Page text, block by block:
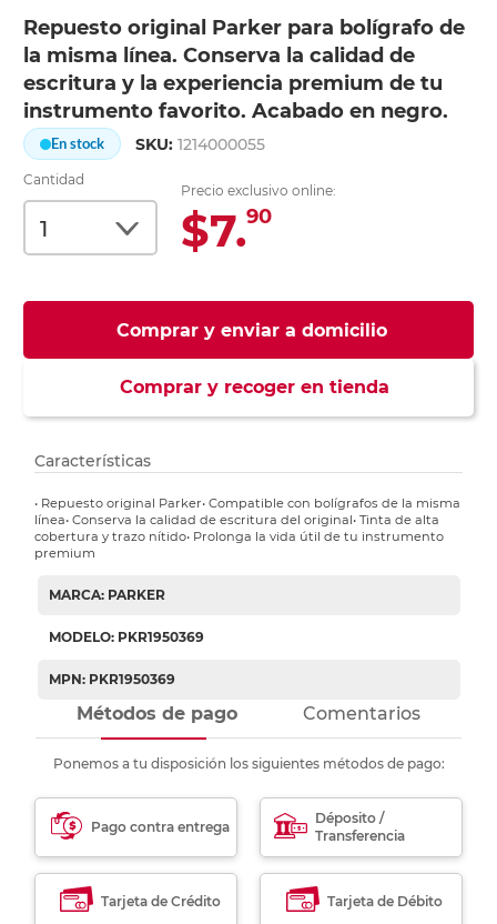
Repuesto original Parker para bolígrafo de
la misma línea. Conserva la calidad de
escritura y la experiencia premium de tu
instrumento favorito. Acabado en negro.
En stock SKU:1214000055
Cantidad
Precio exclusivo online:
$7.90
Comprar y enviar a domicilio
Comprar y recoger en tienda
Características
• Repuesto original Parker• Compatible con bolígrafos de la misma
línea• Conserva la calidad de escritura del original• Tinta de alta
cobertura y trazo nítido• Prolonga la vida útil de tu instrumento
premium
MARCA: PARKER
MODELO: PKR1950369
MPN: PKR1950369
Métodos de pago Comentarios
Ponemos a tu disposición los siguientes métodos de pago:
Pago contra entrega
Déposito /
Transferencia
Tarjeta de Crédito Tarjeta de Débito